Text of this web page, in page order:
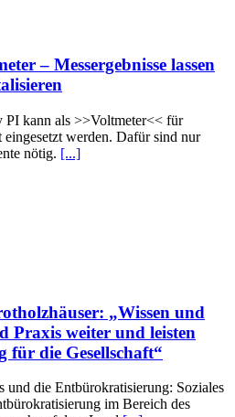
– Messergebnisse lassen
kann als >>Voltmeter<< für
werden. Dafür sind nur
nötig. [...]
„Wissen und
Praxis weiter und leisten
für die Gesellschaft“
und die Entbürokratisierung: Soziales
im Bereich des